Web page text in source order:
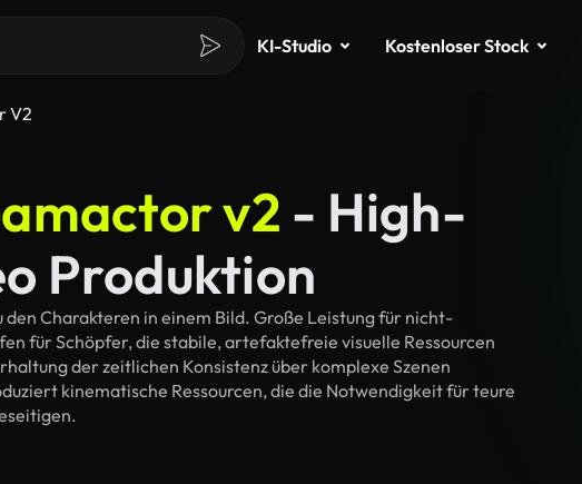
KI-Studio Kostenloser Stock
V2
v2 - High-
Produktion
Charakteren in einem Bild. Große Leistung für nicht-
für Schöpfer, die stabile, artefaktefreie visuelle Ressourcen
der zeitlichen Konsistenz über komplexe Szenen
kinematische Ressourcen, die die Notwendigkeit für teure